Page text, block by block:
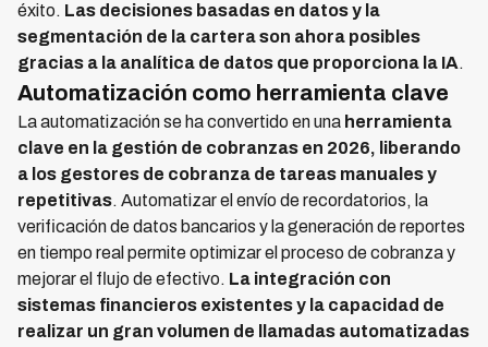
éxito. Las decisiones basadas en datos y la
segmentación de la cartera son ahora posibles
gracias a la analítica de datos que proporciona la IA.
Automatización como herramienta clave
La automatización se ha convertido en una herramienta
clave en la gestión de cobranzas en 2026, liberando
a los gestores de cobranza de tareas manuales y
repetitivas. Automatizar el envío de recordatorios, la
verificación de datos bancarios y la generación de reportes
en tiempo real permite optimizar el proceso de cobranza y
mejorar el flujo de efectivo. La integración con
sistemas financieros existentes y la capacidad de
realizar un gran volumen de llamadas automatizadas